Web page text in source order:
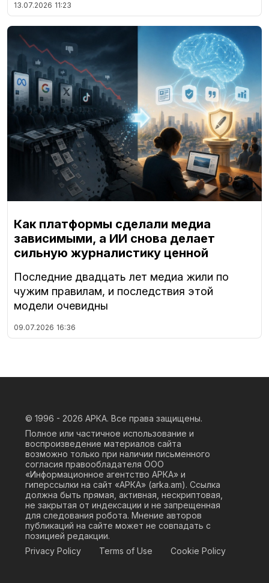
13.07.2026 11:23
Как платформы сделали медиа
зависимыми, а ИИ снова делает
сильную журналистику ценной
Последние двадцать лет медиа жили по
чужим правилам, и последствия этой
модели очевидны
09.07.2026 16:36
© 1996 - 2026 АРКА. Все права защищены.
Полное или частичное использование и
воспроизведение материалов сайта
возможно только при наличии письменного
согласия правообладателя ООО
«Информационное агентство АРКА» и
гиперссылки на сайт «АРКА» (arka.am). Ссылка
должна быть прямая, активная, нескриптовая,
не закрытая от индексации и не запрещенная
для следования робота. Мнение авторов
публикаций на сайте может не совпадать с
позицией редакции.
Privacy Policy
Terms of Use Cookie Policy